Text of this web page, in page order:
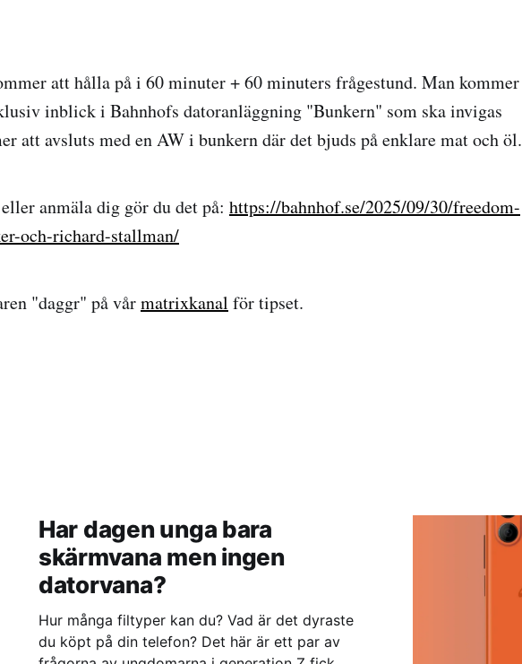
att hålla på i 60 minuter + 60 minuters frågestund. Man kommer
inblick i Bahnhofs datoranläggning "Bunkern" som ska invigas
att avsluts med en AW i bunkern där det bjuds på enklare mat och öl.
anmäla dig gör du det på: https://bahnhof.se/2025/09/30/freedom-
och-richard-stallman/
"daggr" på vårmatrixkanal för tipset.
Har dagen unga bara
skärmvana men ingen
datorvana?
Hur många filtyper kan du? Vad är det dyraste
du köpt på din telefon? Det här är ett par av